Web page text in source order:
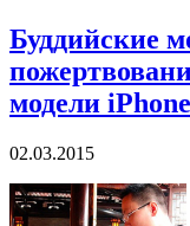
Буддийские
модели iPhone
02.03.2015